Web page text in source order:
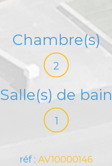
Chambre(s)
2
Salle(s) de bain
1
réf : AV10000146